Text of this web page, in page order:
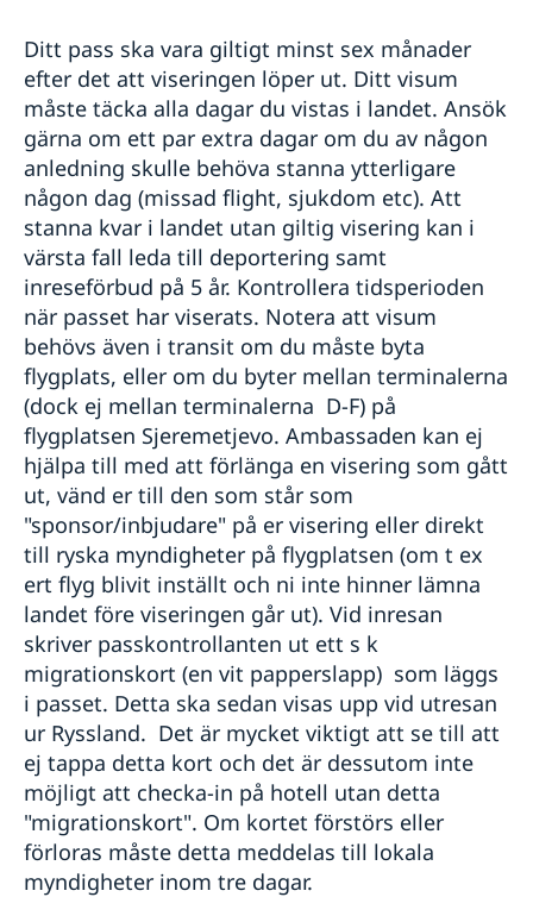
Ditt pass ska vara giltigt minst sex månader
efter det att viseringen löper ut. Ditt visum
måste täcka alla dagar du vistas i landet. Ansök
gärna om ett par extra dagar om du av någon
anledning skulle behöva stanna ytterligare
någon dag (missad flight, sjukdom etc). Att
stanna kvar i landet utan giltig visering kan i
värsta fall leda till deportering samt
inreseförbud på 5 år. Kontrollera tidsperioden
när passet har viserats. Notera att visum
behövs även i transit om du måste byta
flygplats, eller om du byter mellan terminalerna
(dock ej mellan terminalerna D-F) på
flygplatsen Sjeremetjevo. Ambassaden kan ej
hjälpa till med att förlänga en visering som gått
ut, vänd er till den som står som
"sponsor/inbjudare" på er visering eller direkt
till ryska myndigheter på flygplatsen (om t ex
ert flyg blivit inställt och ni inte hinner lämna
landet före viseringen går ut). Vid inresan
skriver passkontrollanten ut ett s k
migrationskort (en vit papperslapp) som läggs
i passet. Detta ska sedan visas upp vid utresan
ur Ryssland. Det är mycket viktigt att se till att
ej tappa detta kort och det är dessutom inte
möjligt att checka-in på hotell utan detta
"migrationskort". Om kortet förstörs eller
förloras måste detta meddelas till lokala
myndigheter inom tre dagar.